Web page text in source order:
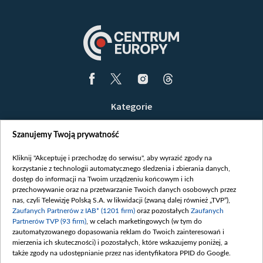
Kategorie
Opinie
Białoruś / Polska
Czytelnia
Centrum Europy
O nas
Kontakt
Informacje o nadawcy
Szanujemy Twoją prywatność
Kliknij "Akceptuję i przechodzę do serwisu", aby wyrazić zgody na
korzystanie z technologii automatycznego śledzenia i zbierania danych,
dostęp do informacji na Twoim urządzeniu końcowym i ich
przechowywanie oraz na przetwarzanie Twoich danych osobowych przez
nas, czyli Telewizję Polską S.A. w likwidacji (zwaną dalej również „TVP”),
Zaufanych Partnerów z IAB* (1201 firm) oraz pozostałych Zaufanych
Partnerów TVP (93 firm) , w celach marketingowych (w tym do
zautomatyzowanego dopasowania reklam do Twoich zainteresowań i
mierzenia ich skuteczności) i pozostałych, które wskazujemy poniżej, a
także zgody na udostępnianie przez nas identyfikatora PPID do Google.